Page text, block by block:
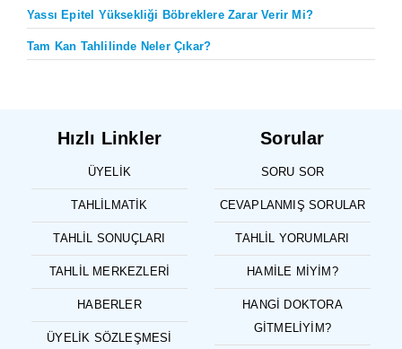
Yassı Epitel Yüksekliği Böbreklere Zarar Verir Mi?
Tam Kan Tahlilinde Neler Çıkar?
Hızlı Linkler
ÜYELIK
TAHLILMATIK
TAHLIL SONUÇLARI
TAHLIL MERKEZLERI
HABERLER
ÜYELIK SÖZLEŞMESI
Sorular
SORU SOR
CEVAPLANMIŞ SORULAR
TAHLIL YORUMLARI
HAMILE MIYIM?
HANGI DOKTORA
GITMELIYIM?